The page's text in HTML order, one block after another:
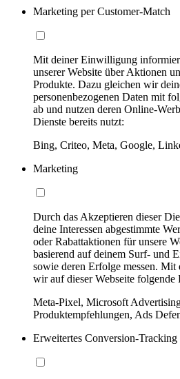
Marketing per Customer-Match
Mit deiner Einwilligung
unserer Website über Aktionen
Produkte. Dazu gleichen wir
personenbezogenen Daten mit
ab und nutzen deren Online-
Dienste bereits nutzt:
Bing, Criteo, Meta, Google,
Marketing
Durch das Akzeptieren dieser
deine Interessen abgestimmte
oder Rabattaktionen für unsere
basierend auf deinem Surf- und
sowie deren Erfolge messen.
wir auf dieser Webseite folgende
Meta-Pixel, Microsoft
Produktempfehlungen, Ads
Erweitertes Conversion-Tracking